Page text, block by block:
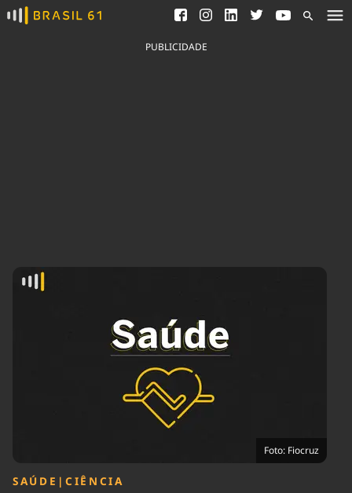
Ver todas as notícias
Saneamento
Indicadores
Agronegócios
Economia
Educação
Infraestrutura
Internacional
Política
Saúde
Tempo
PUBLICIDADE
Foto: Fiocruz
SAÚDE | CIÊNCIA